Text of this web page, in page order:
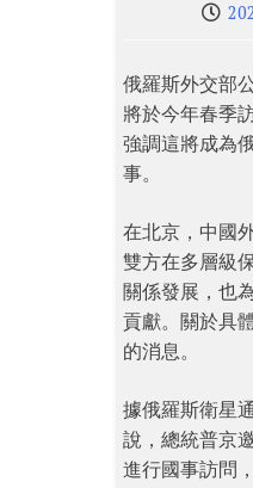
俄羅斯外交部
將於今年春季
強調這將成為
事。
在北京，中國
雙方在多層級
關係發展，也
貢獻。關於具
的消息。
據俄羅斯衛星
說，總統普京
進行國事訪問